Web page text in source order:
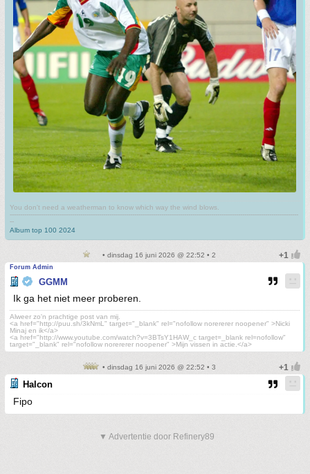
You don't need a weatherman to know which way the wind blows.
-------------------------------------------------------------------------------------------------------------------------------------------
--
Album top 100 2024
• dinsdag 16 juni 2026 @ 22:52 • 2
Forum Admin
GGMM
Ik ga het niet meer proberen.
Alweer zo'n prachtige post van mij.
<a href="http://puu.sh/3kNmL" target="_blank" rel="nofollow norererer noopener" >Nicki
Minaj en ik</a>
<a href="http://www.youtube.com/watch?v=3BTsY1HAW_c target=_blank rel=nofollow"
target="_blank" rel="nofollow norererer noopener" >Mijn vissen in actie.</a>
• dinsdag 16 juni 2026 @ 22:52 • 3
Halcon
Fipo
▼ Advertentie door Refinery89